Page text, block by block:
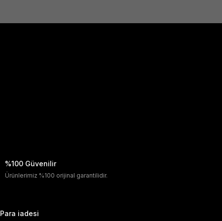
%100 Güvenilir
Ürünlerimiz %100 orijinal garantilidir.
Para iadesi